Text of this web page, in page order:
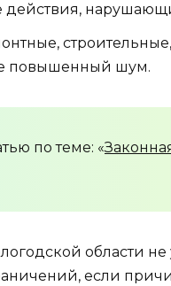
действия,
повышенный шум.
по теме: «
области
если